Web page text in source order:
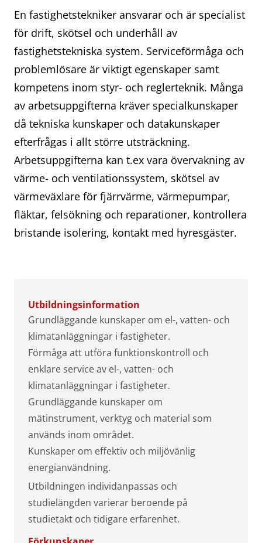
En fastighetstekniker ansvarar och är specialist
för drift, skötsel och underhåll av
fastighetstekniska system. Serviceförmåga och
problemlösare är viktigt egenskaper samt
kompetens inom styr- och reglerteknik. Många
av arbetsuppgifterna kräver specialkunskaper
då tekniska kunskaper och datakunskaper
efterfrågas i allt större utsträckning.
Arbetsuppgifterna kan t.ex vara övervakning av
värme- och ventilationssystem, skötsel av
värmeväxlare för fjärrvärme, värmepumpar,
fläktar, felsökning och reparationer, kontrollera
bristande isolering, kontakt med hyresgäster.
Utbildningsinformation
Grundläggande kunskaper om el-, vatten- och
klimatanläggningar i fastigheter.
Förmåga att utföra funktionskontroll och
enklare service av el-, vatten- och
klimatanläggningar i fastigheter.
Grundläggande kunskaper om
mätinstrument, verktyg och material som
används inom området.
Kunskaper om effektiv och miljövänlig
energianvändning.
Utbildningen individanpassas och
studielängden varierar beroende på
studietakt och tidigare erfarenhet.